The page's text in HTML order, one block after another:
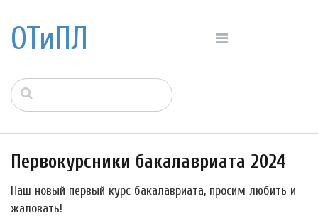
ОТиПЛ
Первокурсники бакалавриата 2024
Наш новый первый курс бакалавриата, просим любить и
жаловать!